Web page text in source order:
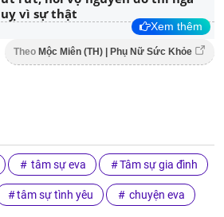
vì sự thật
Xem thêm
Theo Mộc Miên (TH) | Phụ Nữ Sức Khỏe
tâm sự eva Tâm sự gia đình
tâm sự tình yêu chuyện eva